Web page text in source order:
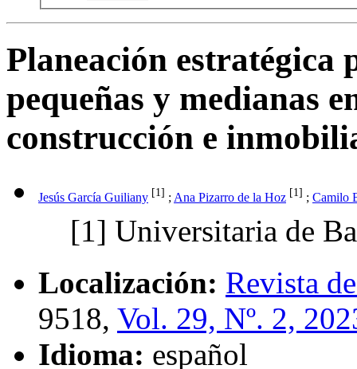
Planeación
pequeñas y medianas
construcción e
Jesús García Guiliany [1] ; Ana Pizarro de la Hoz [1] ; Camilo
[1] Universitaria de
Localización: Revista
9518, Vol. 29, Nº. 2,
Idioma: español